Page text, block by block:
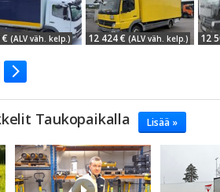
(ALV väh. kelp.) 12 424 € (ALV väh. kelp.) 12
Taukopaikalla Lisää »